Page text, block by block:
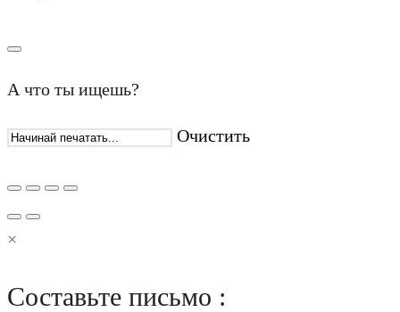
А что ты ищешь?
Очистить
×
Составьте письмо :